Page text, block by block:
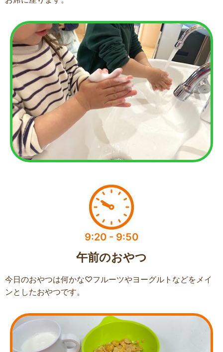
9:20 - 9:50
午前のおやつ
今日のおやつは何かな♡フルーツやヨーグルトなどをメイ
ンとしたおやつです。